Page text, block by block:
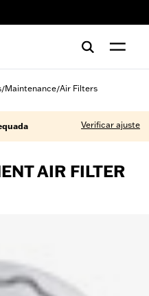
/Maintenance/Air Filters
Verificar ajuste
AIR FILTER